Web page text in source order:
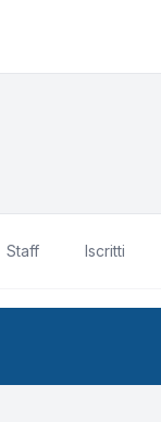
Staff Iscritti